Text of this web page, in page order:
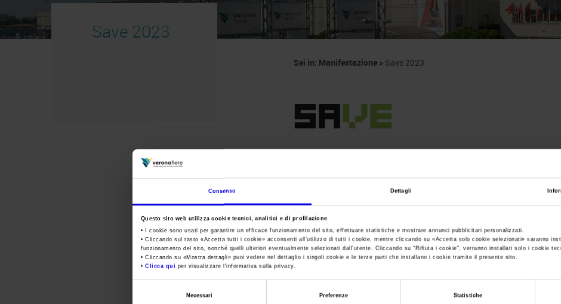
Consenso Dettagli
Questo sito web utilizza cookie tecnici, analitici e di profilazione
• I cookie sono usati per garantire un efficace funzionamento del sito, effettuare statistiche e mostrare annunci pubblicitari personalizzati.
• Cliccando sul tasto «Accetta tutti i cookie» acconsenti all’utilizzo di tutti i cookie, mentre cliccando su «Accetta solo cookie selezionati» saranno
funzionamento del sito, nonché quelli ulteriori eventualmente selezionati dall’utente. Cliccando su “ Rifiuta i cookie”, verranno installati solo i cookie
• Cliccando su «Mostra dettagli» puoi vedere nel dettaglio i singoli cookie e le terze parti che installano i cookie tramite il presente sito.
•Clicca qui per visualizzare l'informativa sulla privacy.
Necessari Preferenze Statistiche
Save 2023
Sei in: Manifestazione> Save 2023
Save
mostra convegno Automazione industriale e
Frequenza